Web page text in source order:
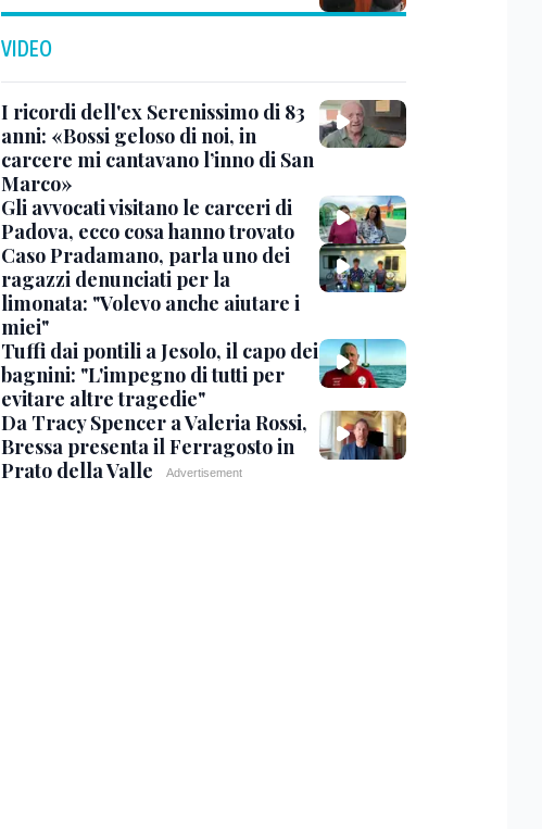
VIDEO
I ricordi dell'ex Serenissimo di 83
anni: «Bossi geloso di noi, in
carcere mi cantavano l’inno di San
Marco»
Gli avvocati visitano le carceri di
Padova, ecco cosa hanno trovato
Caso Pradamano, parla uno dei
ragazzi denunciati per la
limonata: "Volevo anche aiutare i
miei"
Tuffi dai pontili a Jesolo, il capo dei
bagnini: "L'impegno di tutti per
evitare altre tragedie"
Da Tracy Spencer a Valeria Rossi,
Bressa presenta il Ferragosto in
Prato della Valle